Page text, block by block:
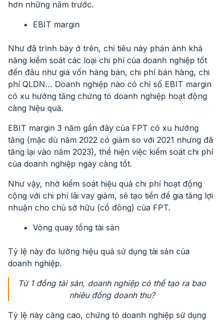
hơn những năm trước.
EBIT margin
Như đã trình bày ở trên, chỉ tiêu này phản ánh khả
năng kiểm soát các loại chi phí của doanh nghiệp tốt
đến đâu như giá vốn hàng bán, chi phí bán hàng, chi
phí QLDN… Doanh nghiệp nào có chỉ số EBIT margin
có xu hướng tăng chứng tỏ doanh nghiệp hoạt động
càng hiệu quả.
EBIT margin 3 năm gần đây của FPT có xu hướng
tăng (mặc dù năm 2022 có giảm so với 2021 nhưng đã
tăng lại vào năm 2023), thể hiện việc kiểm soát chi phí
của doanh nghiệp ngày càng tốt.
Như vậy, nhờ kiểm soát hiệu quả chi phí hoạt động
cộng với chi phí lãi vay giảm, sẽ tạo tiền đề gia tăng lợi
nhuận cho chủ sở hữu (cổ đông) của FPT.
Vòng quay tổng tài sản
Tỷ lệ này đo lường hiệu quả sử dụng tài sản của
doanh nghiệp.
Từ 1 đồng tài sản, doanh nghiệp có thể tạo ra bao
nhiêu đồng doanh thu?
Tỷ lệ này càng cao, chứng tỏ doanh nghiệp sử dụng